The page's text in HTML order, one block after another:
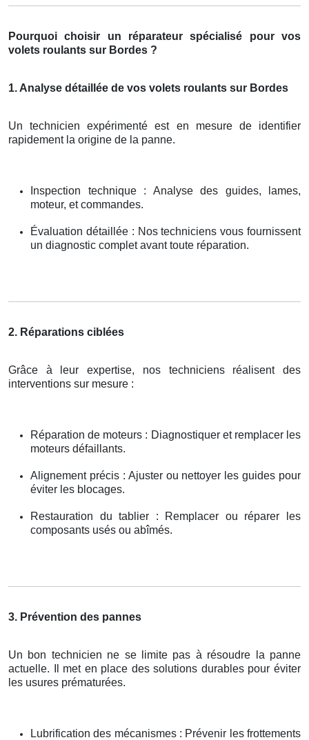
Pourquoi choisir un réparateur spécialisé pour vos
volets roulants sur Bordes ?
1. Analyse détaillée de vos volets roulants sur Bordes
Un technicien expérimenté est en mesure de identifier
rapidement la origine de la panne.
Inspection technique : Analyse des guides, lames,
moteur, et commandes.
Évaluation détaillée : Nos techniciens vous fournissent
un diagnostic complet avant toute réparation.
2. Réparations ciblées
Grâce à leur expertise, nos techniciens réalisent des
interventions sur mesure :
Réparation de moteurs : Diagnostiquer et remplacer les
moteurs défaillants.
Alignement précis : Ajuster ou nettoyer les guides pour
éviter les blocages.
Restauration du tablier : Remplacer ou réparer les
composants usés ou abîmés.
3. Prévention des pannes
Un bon technicien ne se limite pas à résoudre la panne
actuelle. Il met en place des solutions durables pour éviter
les usures prématurées.
Lubrification des mécanismes : Prévenir les frottements